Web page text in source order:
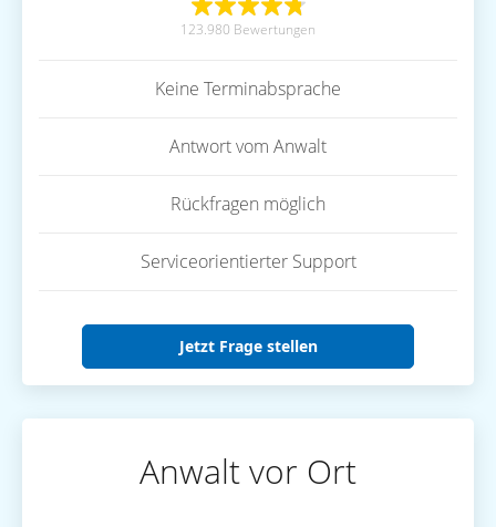
123.980 Bewertungen
Keine Terminabsprache
Antwort vom Anwalt
Rückfragen möglich
Serviceorientierter Support
Jetzt Frage stellen
Anwalt vor Ort